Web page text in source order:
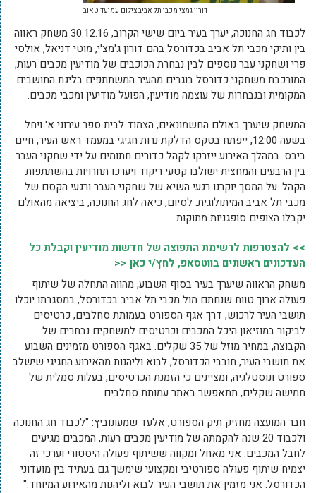
דורון גמצי מכבי תל אביב צילום עמיעד טאוב
לכבוד חג החנוכה, יערך בעיר ביום שישי הקרוב, 30.12.16 משחק ראווה
בין ותיקי מכבי תל אביב בכדורסל בהם דורון ג'מצ'י, מוטי דניאל, אולסי
פרי ושחקני עבר נוספים לבין נבחרת הכוכבים של מודיעין מכבים רעות,
המורכבת משחקני כדורסל בוגרים מהעיר המשתתפים בליגת התושבים
המקומית ובנבחרות של עוצמה מודיעין, הפועל מודיעין ומכבי מכבים.
המשחק שיערך באולם החשמונאים, הצמוד לבית ספר עירוני א' ויחל
בשעה 12:00, ייפתח בטקס הדלקת נרות חגיגי במעמד ראש העיר, חיים
ביבס. במהלך האירוע ייזרקו לקהל כדורים חתומים על ידי שחקני העבר.
בין הרבעים והמחצית ישולבו קטעי ריקוד ויערכו תחרויות בהשתתפות
הקהל. על המסך יוקרנו רגעי השיא של שחקני העבר ורגעי הקסם של
מכבי תל אביב המיתולוגית. לסיום, כיאה לחג החנוכה, ביציאה מהאולם
יקבלו הצופים סופגניות מתוקות.
>> להצטרפות לרשימת התפוצה של חדשות מודיעין וקבלת כל
העדכונים ראשונים בווטסאפ, לחץ/י כאן <<
משחק הראווה שיערך בעיר בסוף השבוע, מהווה התחלה של שיתוף
פעולה ארוך טווח שנחתם מול מכבי תל אביב בכדורסל, במסגרתו יוכלו
תושבי העיר לרכוש, דרך אגף הספורט בעמותת סחלבים, כרטיסים
לביקור במוזיאון היכל המכבים וכרטיסים למשחקים נבחרים של
הקבוצה, במחיר מוזל של 35 שקלים. באגף הספורט מזמינים השבוע
את תושבי העיר, חובבי הכדורסל, לבוא וליהנות מהאירוע החגיגי שישלב
ספורט ונוסטלגיה, ומציינים כי הזמנת הכרטיסים, בעלות סמלית של
חמישה שקלים, תתאפשר באתר עמותת סחלבים.
חבר המועצה מחזיק תיק הספורט, אלעד שמעונוביץ: "לכבוד חג החנוכה
ולכבוד 20 שנה להקמתה של מודיעין מכבים רעות, המכבים מגיעים
לחבל המכבים. אני מאחל ומקווה ששיתוף פעולה היסטורי וערכי זה
יצמיח שיתוף פעולה ספורטיבי ומקצועי שימשך גם בעתיד בין מועדוני
הכדורסל. אני מזמין את תושבי העיר לבוא וליהנות מהאירוע המיוחד."